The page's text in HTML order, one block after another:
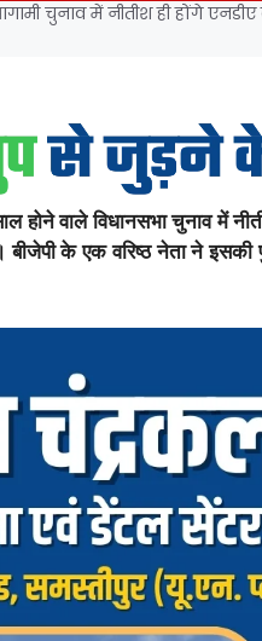
चुनाव में नीतीश ही होंगे
वाले विधानसभा चुनाव में
बीजेपी के एक वरिष्ठ नेता ने